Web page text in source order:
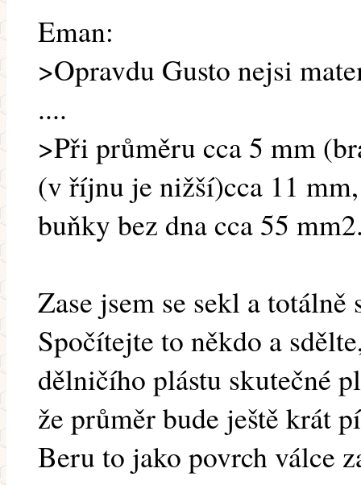
Eman:
>Opravdu Gusto nejsi
....
>Při průměru cca 5 mm
(v říjnu je nižší)cca 11
buňky bez dna cca 55
Zase jsem se sekl a
Spočítejte to někdo a
dělničího plástu skutečné
že průměr bude ještě krát
Beru to jako povrch válce